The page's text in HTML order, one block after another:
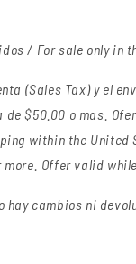
/ For sale only in
(Sales Tax) y el
de $50.00 o mas.
within the United
Offer valid
hay cambios ni